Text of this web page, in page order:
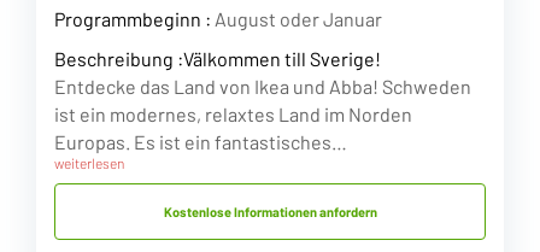
Programmbeginn : August oder Januar
Beschreibung :Välkommen till Sverige!
Entdecke das Land von Ikea und Abba! Schweden
ist ein modernes, relaxtes Land im Norden
Europas. Es ist ein fantastisches…
weiterlesen
Kostenlose Informationen anfordern